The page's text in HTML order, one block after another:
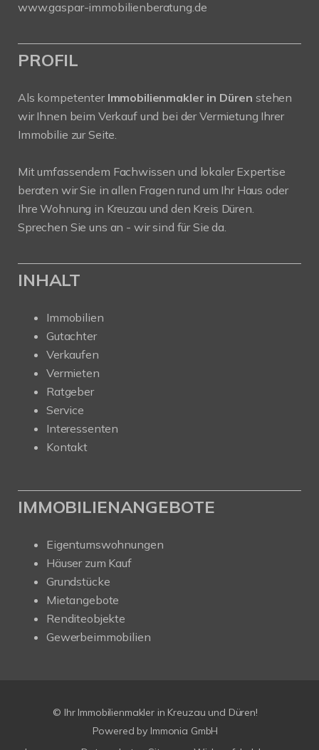
www.gaspar-immobilienberatung.de
PROFIL
Als kompetenter Immobilienmakler in Düren stehen
wir Ihnen beim Verkauf und bei der Vermietung Ihrer
Immobilie zur Seite.
Mit umfassendem Fachwissen und lokaler Expertise
beraten wir Sie in allen Fragen rund um Ihr Haus oder
Ihre Wohnung in Kreuzau und den Kreis Düren.
Sprechen Sie uns an - wir sind für Sie da.
INHALT
Immobilien
Gutachter
Verkaufen
Vermieten
Ratgeber
Service
Interessenten
Kontakt
IMMOBILIENANGEBOTE
Eigentumswohnungen
Häuser zum Kauf
Grundstücke
Mietangebote
Renditeobjekte
Gewerbeimmobilien
© Ihr Immobilienmakler in Kreuzau und Düren!
Powered by Immonia GmbH